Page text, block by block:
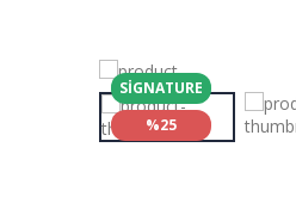
SIGNATURE
%25